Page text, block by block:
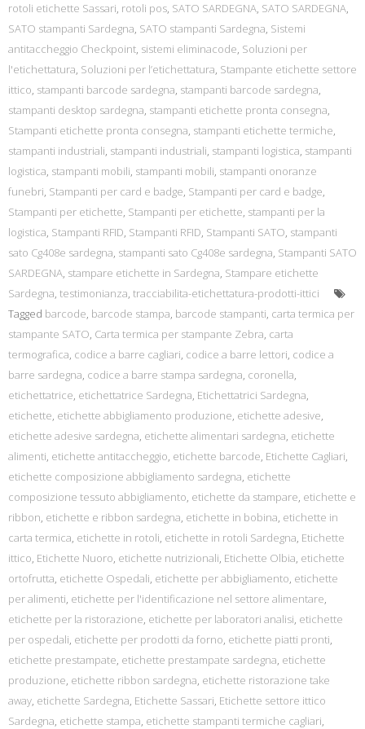
rotoli etichette Sassari, rotoli pos, SATO SARDEGNA, SATO SARDEGNA,
SATO stampanti Sardegna, SATO stampanti Sardegna, Sistemi
antitaccheggio Checkpoint, sistemi eliminacode, Soluzioni per
l'etichettatura, Soluzioni per l’etichettatura, Stampante etichette settore
ittico, stampanti barcode sardegna, stampanti barcode sardegna,
stampanti desktop sardegna, stampanti etichette pronta consegna,
Stampanti etichette pronta consegna, stampanti etichette termiche,
stampanti industriali, stampanti industriali, stampanti logistica, stampanti
logistica, stampanti mobili, stampanti mobili, stampanti onoranze
funebri, Stampanti per card e badge, Stampanti per card e badge,
Stampanti per etichette, Stampanti per etichette, stampanti per la
logistica, Stampanti RFID, Stampanti RFID, Stampanti SATO, stampanti
sato Cg408e sardegna, stampanti sato Cg408e sardegna, Stampanti SATO
SARDEGNA, stampare etichette in Sardegna, Stampare etichette
Sardegna, testimonianza, tracciabilita-etichettatura-prodotti-ittici
Tagged barcode, barcode stampa, barcode stampanti, carta termica per
stampante SATO, Carta termica per stampante Zebra, carta
termografica, codice a barre cagliari, codice a barre lettori, codice a
barre sardegna, codice a barre stampa sardegna, coronella,
etichettatrice, etichettatrice Sardegna, Etichettatrici Sardegna,
etichette, etichette abbigliamento produzione, etichette adesive,
etichette adesive sardegna, etichette alimentari sardegna, etichette
alimenti, etichette antitaccheggio, etichette barcode, Etichette Cagliari,
etichette composizione abbigliamento sardegna, etichette
composizione tessuto abbigliamento, etichette da stampare, etichette e
ribbon, etichette e ribbon sardegna, etichette in bobina, etichette in
carta termica, etichette in rotoli, etichette in rotoli Sardegna, Etichette
ittico, Etichette Nuoro, etichette nutrizionali, Etichette Olbia, etichette
ortofrutta, etichette Ospedali, etichette per abbigliamento, etichette
per alimenti, etichette per l'identificazione nel settore alimentare,
etichette per la ristorazione, etichette per laboratori analisi, etichette
per ospedali, etichette per prodotti da forno, etichette piatti pronti,
etichette prestampate, etichette prestampate sardegna, etichette
produzione, etichette ribbon sardegna, etichette ristorazione take
away, etichette Sardegna, Etichette Sassari, Etichette settore ittico
Sardegna, etichette stampa, etichette stampanti termiche cagliari,